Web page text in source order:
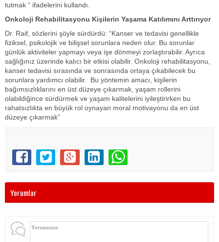
tutmak “ ifadelerini kullandı.
Onkoloji Rehabilitasyonu Kişilerin Yaşama Katılımını Arttırıyor
Dr. Raif, sözlerini şöyle sürdürdü: “Kanser ve tedavisi genellikle
fiziksel, psikolojik ve bilişsel sorunlara neden olur. Bu sorunlar
günlük aktiviteler yapmayı veya işe dönmeyi zorlaştırabilir. Ayrıca
sağlığınız üzerinde kalıcı bir etkisi olabilir. Onkoloji rehabilitasyonu,
kanser tedavisi sırasında ve sonrasında ortaya çıkabilecek bu
sorunlara yardımcı olabilir. Bu yöntemin amacı, kişilerin
bağımsızlıklarını en üst düzeye çıkarmak, yaşam rollerini
olabildiğince sürdürmek ve yaşam kalitelerini iyileştirirken bu
rahatsızlıkta en büyük rol oynayan moral motivayonu da en üst
düzeye çıkarmak”
Yorumlar